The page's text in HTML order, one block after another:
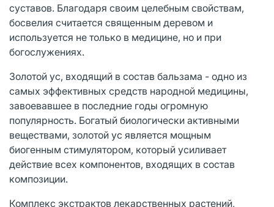
суставов. Благодаря своим целебным свойствам,
босвелия считается священным деревом и
используется не только в медицине, но и при
богослужениях.
Золотой ус, входящий в состав бальзама - одно из
самых эффективных средств народной медицины,
завоевавшее в последние годы огромную
популярность. Богатый биологически активными
веществами, золотой ус является мощным
биогенным стимулятором, который усиливает
действие всех компонентов, входящих в состав
композиции.
Комплекс экстрактов лекарственных растений,